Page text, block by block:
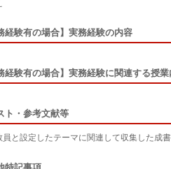
経験有の場合】実務経験の内容
経験有の場合】実務経験に関連する授業
ト・参考文献等
員と設定したテーマに関連して収集した成